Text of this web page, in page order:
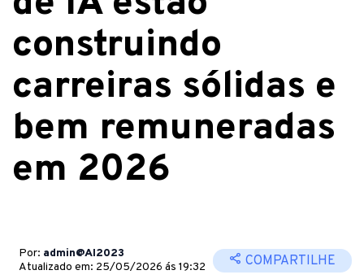
construindo
carreiras sólidas e
bem remuneradas
em 2026
Por: admin@AI2023
Atualizado em: 25/05/2026 ás 19:32
COMPARTILHE